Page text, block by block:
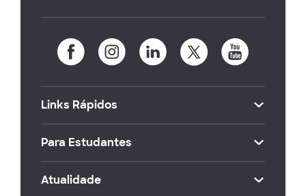
Links Rápidos
Para Estudantes
Atualidade